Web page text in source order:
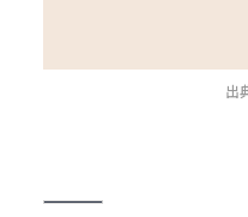
出